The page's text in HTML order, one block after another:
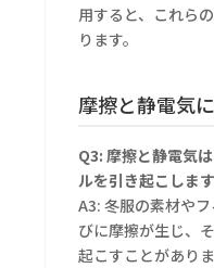
用すると、これら
ります。
摩擦と静電気
Q3: 摩擦と静電気
ルを引き起こしま
A3: 冬服の素材や
びに摩擦が生じ、
起こすことがあり